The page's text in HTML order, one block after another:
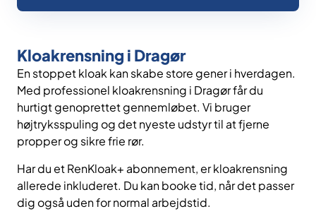
Kloakrensning i Dragør
En stoppet kloak kan skabe store gener i hverdagen.
Med professionel kloakrensning i Dragør får du
hurtigt genoprettet gennemløbet. Vi bruger
højtryksspuling og det nyeste udstyr til at fjerne
propper og sikre frie rør.
Har du et RenKloak+ abonnement, er kloakrensning
allerede inkluderet. Du kan booke tid, når det passer
dig også uden for normal arbejdstid.